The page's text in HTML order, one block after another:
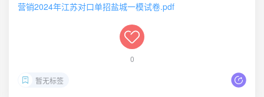
营销2024年江苏对口单招盐城一模试卷.pdf
0
暂无标签